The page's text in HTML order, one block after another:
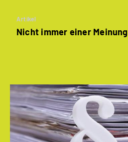
Artikel
Nicht immer einer Meinung